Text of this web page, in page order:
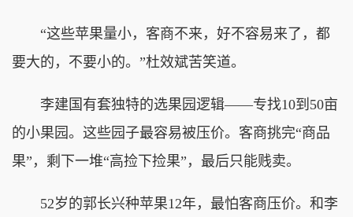
“这些苹果量小，客商不来，好不容易来了，都
要大的，不要小的。”杜效斌苦笑道。
李建国有套独特的选果园逻辑——专找10到50亩
的小果园。这些园子最容易被压价。客商挑完“商品
果”，剩下一堆“高捡下捡果”，最后只能贱卖。
52岁的郭长兴种苹果12年，最怕客商压价。和李